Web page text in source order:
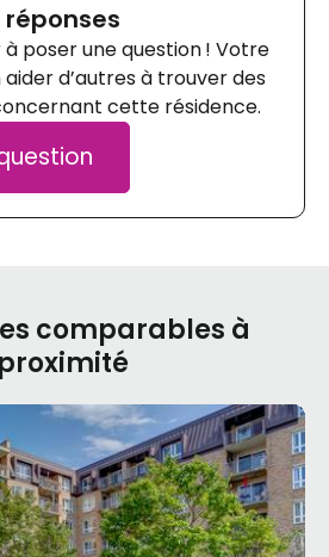
poser une question ! Votre
d’autres à trouver des
cette résidence.
comparables à
proximité